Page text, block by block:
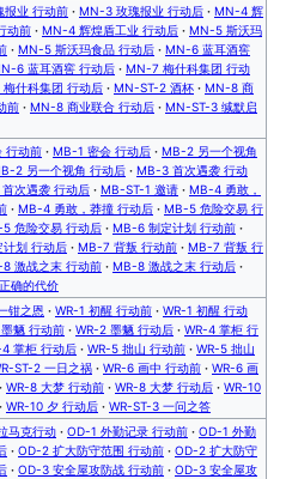
业 行动前 · MN-3 玫瑰报业 行动后 · MN-4 辉
动前 · MN-4 辉煌盾工业 行动后 · MN-5 斯沃玛
· MN-5 斯沃玛食品 行动后 · MN-6 蓝耳酒窖
6 蓝耳酒窖 行动后 · MN-7 梅什科集团 行动
什科集团 行动后 · MN-ST-2 酒杯 · MN-8 商
前 · MN-8 商业联合 行动后 · MN-ST-3 缄默启
行动前 · MB-1 密会 行动后 · MB-2 另一个视角
2 另一个视角 行动后 · MB-3 首次遇袭 行动
次遇袭 行动后 · MB-ST-1 邀请 · MB-4 勇敢，
· MB-4 勇敢，莽撞 行动后 · MB-5 危险交易 行
危险交易 行动后 · MB-6 制定计划 行动前 ·
划 行动后 · MB-7 背叛 行动前 · MB-7 背叛 行
激战之末 行动前 · MB-8 激战之末 行动后 ·
确的代价
钳之恩 · WR-1 初醒 行动前 · WR-1 初醒 行动
魉 行动前 · WR-2 墨魉 行动后 · WR-4 掌柜 行
4 掌柜 行动后 · WR-5 拙山 行动前 · WR-5 拙山
ST-2 一日之祸 · WR-6 画中 行动前 · WR-6 画
· WR-8 大梦 行动前 · WR-8 大梦 行动后 · WR-10
· WR-10 夕 行动后 · WR-ST-3 一问之答
马克行动 · OD-1 外勤记录 行动前 · OD-1 外勤
· OD-2 扩大防守范围 行动前 · OD-2 扩大防守
· OD-3 安全屋攻防战 行动前 · OD-3 安全屋攻